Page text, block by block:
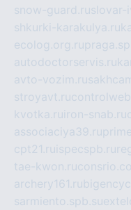
snow-guard.ruslovar-
shkurki-karakulya.ru
ecolog.org.ru
autodoctorservis.ru
avto-vozim.ru
stroyavt.ru
kvotka.ru iron-snab.ru
associaciya39.ru
cpt21.ru ispecspb.ru
tae-kwon.ru
archery161.ru
sarmiento.spb.su